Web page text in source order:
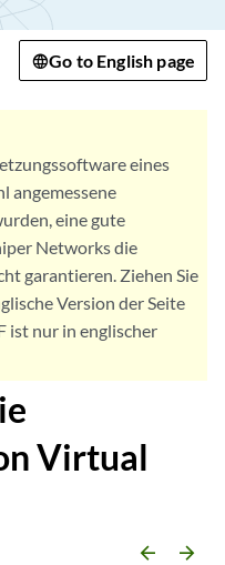
Go to English page
eines
angemessene
eine gute
Networks die
garantieren. Ziehen Sie
Version der Seite
ist nur in englischer
Virtual
arrow_backward arrow_forward